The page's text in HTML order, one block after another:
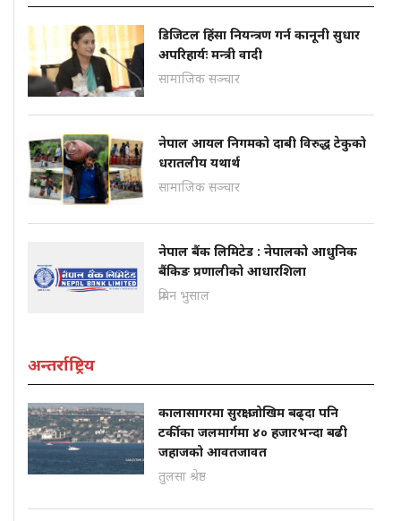
डिजिटल हिंसा नियन्त्रण गर्न कानूनी सुधार
अपरिहार्यः मन्त्री वादी
सामाजिक सञ्चार
नेपाल आयल निगमको दाबी विरुद्ध टेकुको
धरातलीय यथार्थ
सामाजिक सञ्चार
नेपाल बैंक लिमिटेड : नेपालको आधुनिक
बैंकिङ प्रणालीको आधारशिला
प्रबिन भुसाल
अन्तर्राष्ट्रिय
कालासागरमा सुरक्षा जोखिम बढ्दा पनि
टर्कीका जलमार्गमा ४० हजारभन्दा बढी
जहाजको आवतजावत
तुलसा श्रेष्ठ